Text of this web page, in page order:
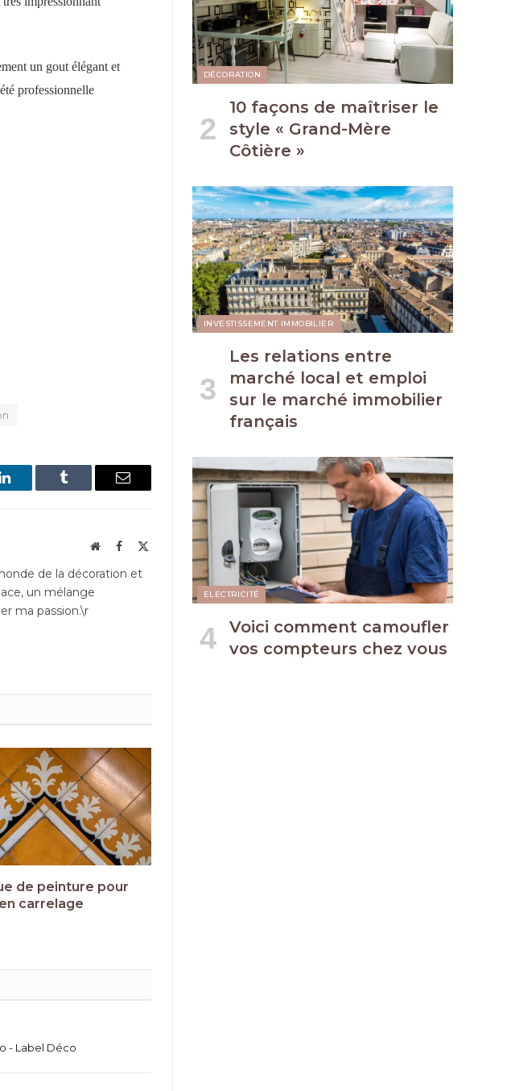
un gout élégant et
professionnelle
LinkedIn Tumblr Email
WebsiteFacebook
de la décoration et
un mélange
ma passion.\r
de peinture pour
carrelage
- Label Déco
DÉCORATION
10 façons de maîtriser le
style « Grand-Mère
Côtière »
INVESTISSEMENT IMMOBILIER
Les relations entre
marché local et emploi
sur le marché immobilier
français
ELECTRICITÉ
Voici comment camoufler
vos compteurs chez vous